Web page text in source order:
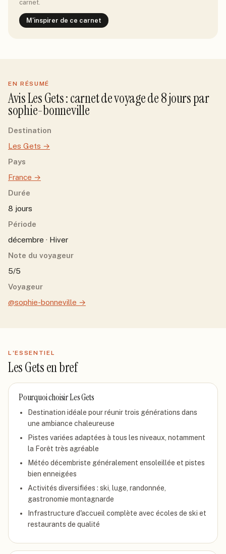
carnet.
M'inspirer de ce carnet
EN RÉSUMÉ
AvisLes Gets: carnet de voyage de8jourspar
sophie-bonneville
Destination
Les Gets →
Pays
France →
Durée
8 jours
Période
décembre · Hiver
Note du voyageur
5/5
Voyageur
@sophie-bonneville →
L'ESSENTIEL
Les Getsen bref
Pourquoi choisirLes Gets
Destination idéale pour réunir trois générations dans
une ambiance chaleureuse
Pistes variées adaptées à tous les niveaux, notamment
la Forêt très agréable
Météo décembriste généralement ensoleillée et pistes
bien enneigées
Activités diversifiées : ski, luge, randonnée,
gastronomie montagnarde
Infrastructure d'accueil complète avec écoles de ski et
restaurants de qualité